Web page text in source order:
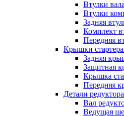
Втулки
Втулки
Задняя
Комплект
Передняя
Крышки стартера
Задняя
Защитная
Крышка
Передняя
Детали редуктора
Вал
Ведущая